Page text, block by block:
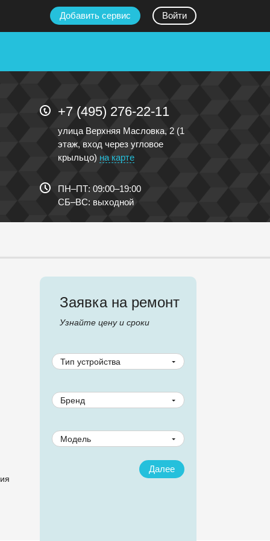
Добавить сервис Войти
+7 (495) 276-22-11
улица Верхняя Масловка, 2 (1
этаж, вход через угловое
крыльцо) на карте
ПН–ПТ: 09:00–19:00
СБ–ВС: выходной
Заявка на ремонт
Узнайте цену и сроки
Тип устройства
Бренд
Модель
Далее